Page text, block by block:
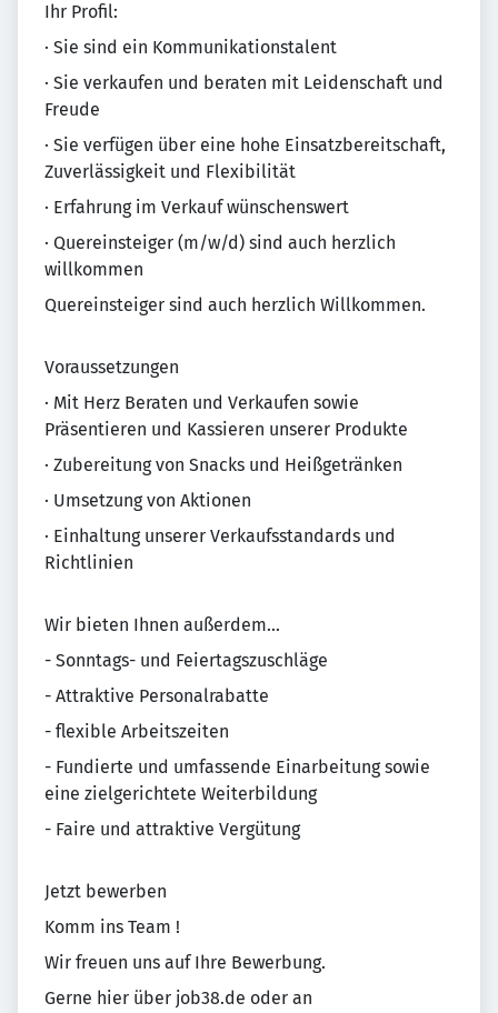
Ihr Profil:
· Sie sind ein Kommunikationstalent
· Sie verkaufen und beraten mit Leidenschaft und
Freude
· Sie verfügen über eine hohe Einsatzbereitschaft,
Zuverlässigkeit und Flexibilität
· Erfahrung im Verkauf wünschenswert
· Quereinsteiger (m/w/d) sind auch herzlich
willkommen
Quereinsteiger sind auch herzlich Willkommen.
Voraussetzungen
· Mit Herz Beraten und Verkaufen sowie
Präsentieren und Kassieren unserer Produkte
· Zubereitung von Snacks und Heißgetränken
· Umsetzung von Aktionen
· Einhaltung unserer Verkaufsstandards und
Richtlinien
Wir bieten Ihnen außerdem...
- Sonntags- und Feiertagszuschläge
- Attraktive Personalrabatte
- flexible Arbeitszeiten
- Fundierte und umfassende Einarbeitung sowie
eine zielgerichtete Weiterbildung
- Faire und attraktive Vergütung
Jetzt bewerben
Komm ins Team !
Wir freuen uns auf Ihre Bewerbung.
Gerne hier über job38.de oder an